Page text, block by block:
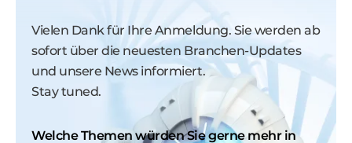
Vielen Dank für Ihre Anmeldung. Sie werden ab
sofort über die neuesten Branchen-Updates
und unsere News informiert.
Stay tuned.
Welche Themen würden Sie gerne mehr in